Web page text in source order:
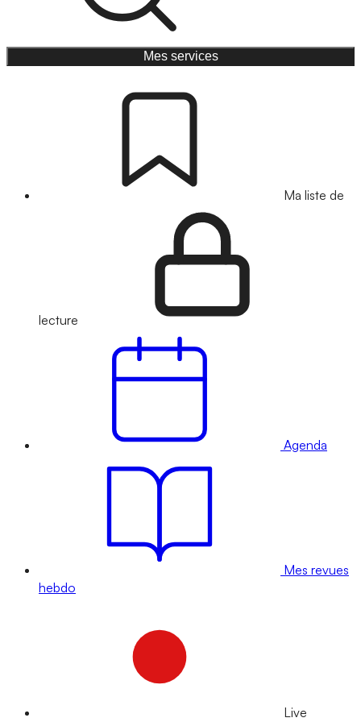
Mes services
Ma liste de
lecture
Agenda
Mes revues
hebdo
Live